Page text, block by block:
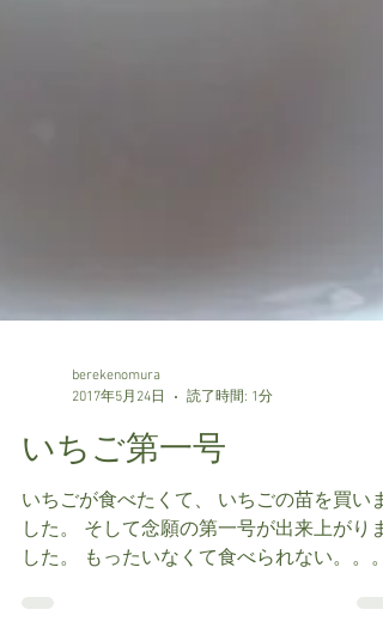
berekenomura
2017年5月24日
読了時間: 1分
いちご第一号
いちごが食べたくて、 いちごの苗を買いま
した。 そして念願の第一号が出来上がりま